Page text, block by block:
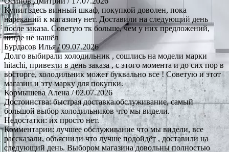
Купил здесь винный шкаф, покупкой доволен, пока
нареканий к магазину нет. Доставили на следующий день
после заказа. Советую тк больше, чем у них предложений,
нигде не нашёл
Бурдасов Илья/ 09.07.2026
Долго выбирали холодильник , сошлись на модели марки
hitachi, привезли в день заказа , с этого момента и до сих пор в
восторге, холодильник может буквально все ! Советую и этот
магазин и эту марку для покупки.
Кормышева Алена/ 02.07.2026
Достоинства: быстрая доставка.обслуживание, самый
большой выбор холодильников что мы видели.
Недостатки: их просто нет.
Комментарии: лучшее обслуживание что мы видели, все
рассказали, объяснили что лучше подойдёт , доставили на
следующий день. Выбором магазина довольны полностью